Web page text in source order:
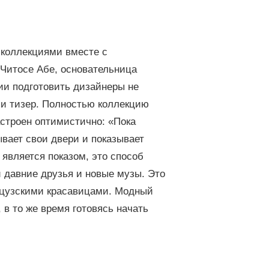
вместе с
Абе, основательница
подготовить дизайнеры не
тизер. Полностью коллекцию
оптимистично: «Пока
свои двери и показывает
показом, это способ
давние друзья и новые музы. Это
красавицами. Модный
то же время готовясь начать